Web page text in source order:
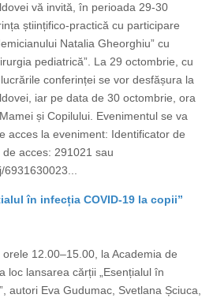
vă invită, în perioada 29-30
științifico-practică cu participare
Natalia Gheorghiu” cu
pediatrică”. La 29 octombrie, cu
conferinței se vor desfășura la
iar pe data de 30 octombrie, ora
și Copilului. Evenimentul se va
acces la eveniment: Identificator de
acces: 291021 sau
în infecția COVID-19 la copii”
12.00–15.00, la Academia de
loc lansarea cărții „Esențialul în
autori Eva Gudumac, Svetlana Șciuca,